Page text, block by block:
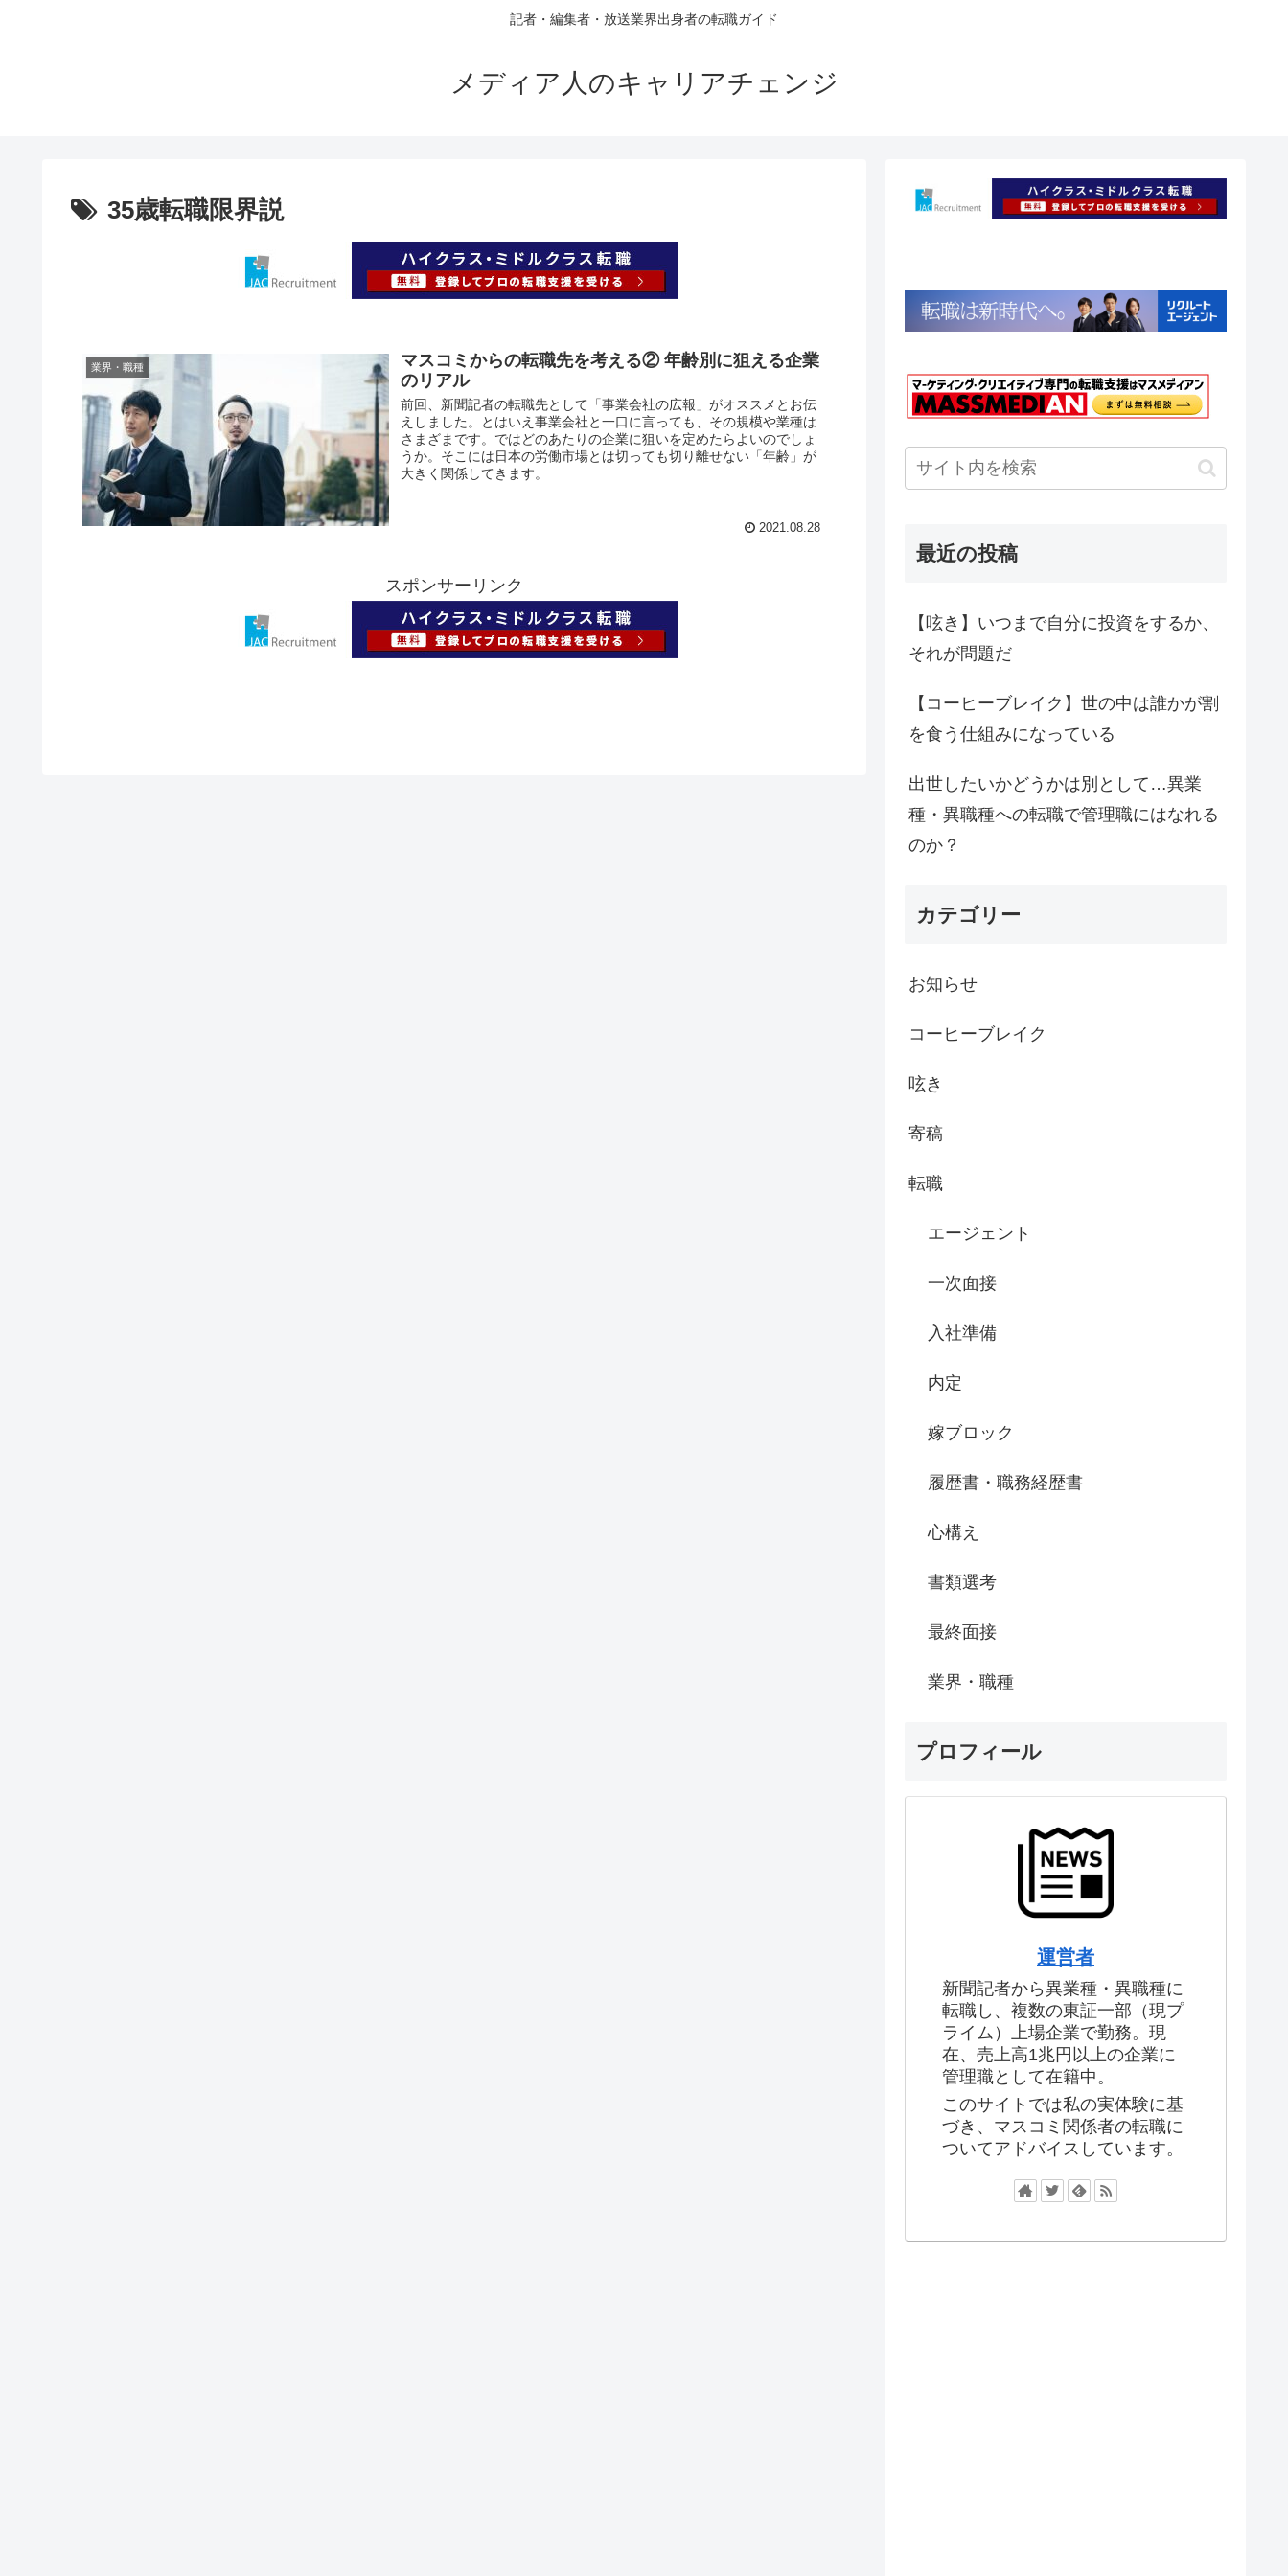
記者・編集者・放送業界出身者の転職ガイド
メディア人のキャリアチェンジ
35歳転職限界説
業界・職種
マスコミからの転職先を考える② 年齢別に狙える企業
のリアル
前回、新聞記者の転職先として「事業会社の広報」がオススメとお伝
えしました。とはいえ事業会社と一口に言っても、その規模や業種は
さまざまです。ではどのあたりの企業に狙いを定めたらよいのでしょ
うか。そこには日本の労働市場とは切っても切り離せない「年齢」が
大きく関係してきます。
2021.08.28
スポンサーリンク
最近の投稿
【呟き】いつまで自分に投資をするか、
それが問題だ
【コーヒーブレイク】世の中は誰かが割
を食う仕組みになっている
出世したいかどうかは別として…異業
種・異職種への転職で管理職にはなれる
のか？
カテゴリー
お知らせ
コーヒーブレイク
呟き
寄稿
転職
エージェント
一次面接
入社準備
内定
嫁ブロック
履歴書・職務経歴書
心構え
書類選考
最終面接
業界・職種
プロフィール
運営者
新聞記者から異業種・異職種に
転職し、複数の東証一部（現プ
ライム）上場企業で勤務。現
在、売上高1兆円以上の企業に
管理職として在籍中。
このサイトでは私の実体験に基
づき、マスコミ関係者の転職に
ついてアドバイスしています。